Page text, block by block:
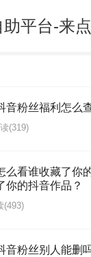
平台-来
音粉丝福利怎么
(319)
么看谁收藏了你
你的抖音作品？
(493)
音粉丝别人能删